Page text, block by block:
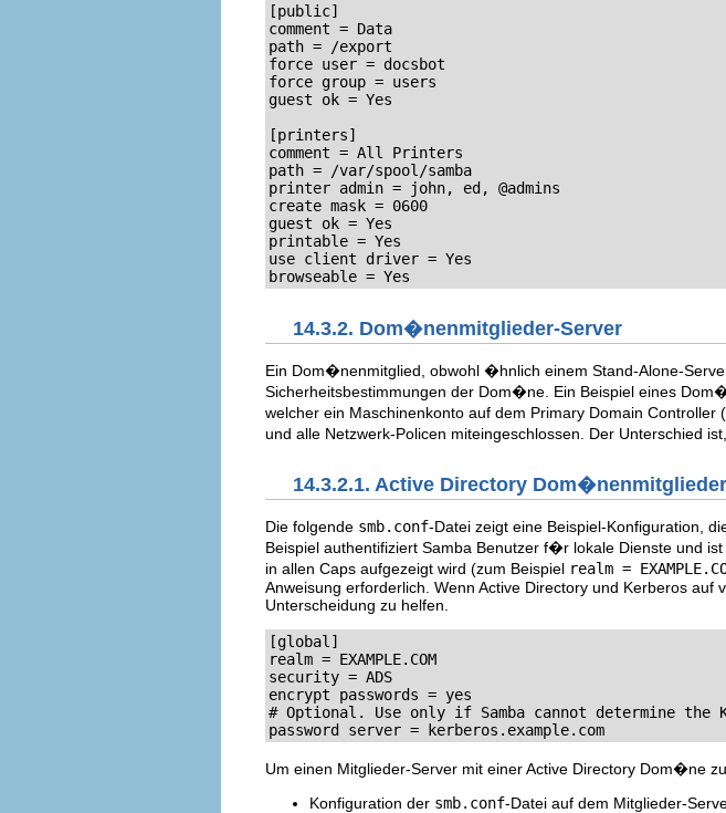
[public]
comment = Data
path = /export
force user = docsbot
force group = users
guest ok = Yes
[printers]
comment = All Printers
path = /var/spool/samba
printer admin = john, ed, @admins
create mask = 0600
guest ok = Yes
printable = Yes
use client driver = Yes
browseable = Yes
14.3.2. Dom�nenmitglieder-Server
Ein Dom�nenmitglied, obwohl �hnlich einem Stand-Alone-
Sicherheitsbestimmungen der Dom�ne. Ein Beispiel eines
welcher ein Maschinenkonto auf dem Primary Domain
und alle Netzwerk-Policen miteingeschlossen. Der Unterschied
14.3.2.1. Active Directory
Die folgende smb.conf-Datei zeigt eine Beispiel-Konfiguration,
Beispiel authentifiziert Samba Benutzer f�r lokale Dienste und
in allen Caps aufgezeigt wird (zum Beispiel realm =
Anweisung erforderlich. Wenn Active Directory und Kerberos auf
Unterscheidung zu helfen.
[global]
realm = EXAMPLE.COM
security = ADS
encrypt passwords = yes
# Optional. Use only if Samba cannot determine the
password server = kerberos.example.com
Um einen Mitglieder-Server mit einer Active Directory Dom�ne
Konfiguration der smb.conf-Datei auf dem Mitglieder-